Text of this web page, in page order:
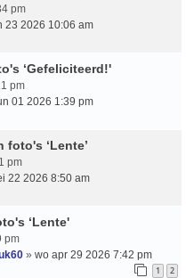
pm
23 2026 10:06 am
‘Gefeliciteerd!'
pm
01 2026 1:39 pm
foto's ‘Lente’
pm
22 2026 8:50 am
‘Lente'
pm
» wo apr 29 2026 7:42 pm
1 2